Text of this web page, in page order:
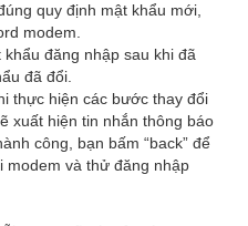
quy định mật khẩu mới,
modem.
đăng nhập sau khi đã
đã đổi.
thực hiện các bước thay đổi
xuất hiện tin nhắn thông báo
công, bạn bấm “back” để
modem và thử đăng nhập